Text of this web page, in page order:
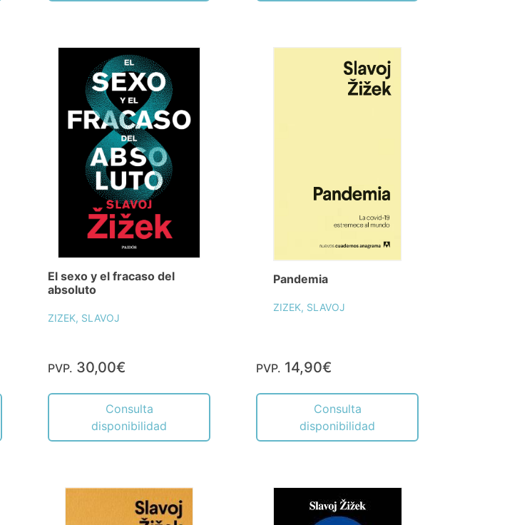
El sexo y el fracaso del
absoluto
ZIZEK, SLAVOJ
PVP. 30,00€
Consulta
disponibilidad
Pandemia
ZIZEK, SLAVOJ
PVP. 14,90€
Consulta
disponibilidad